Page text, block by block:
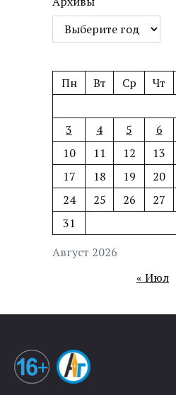
Август 2026
Пн Вт Ср Чт
3
4 5 6
10
11 12 13
17
18 19 20
24
25 26 27
31
« Июл